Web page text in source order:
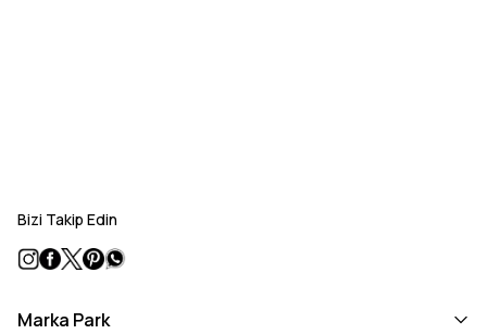
Bizi Takip Edin
Marka Park